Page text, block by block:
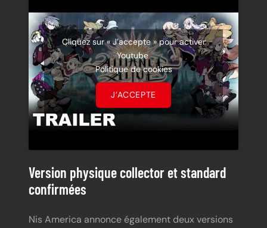
Cliquez sur « J’accepte » pour activer
Youtube
Politique de cookies
J’ACCEPTE
Version physique collector et standard
confirmées
Nis America annonce également deux versions